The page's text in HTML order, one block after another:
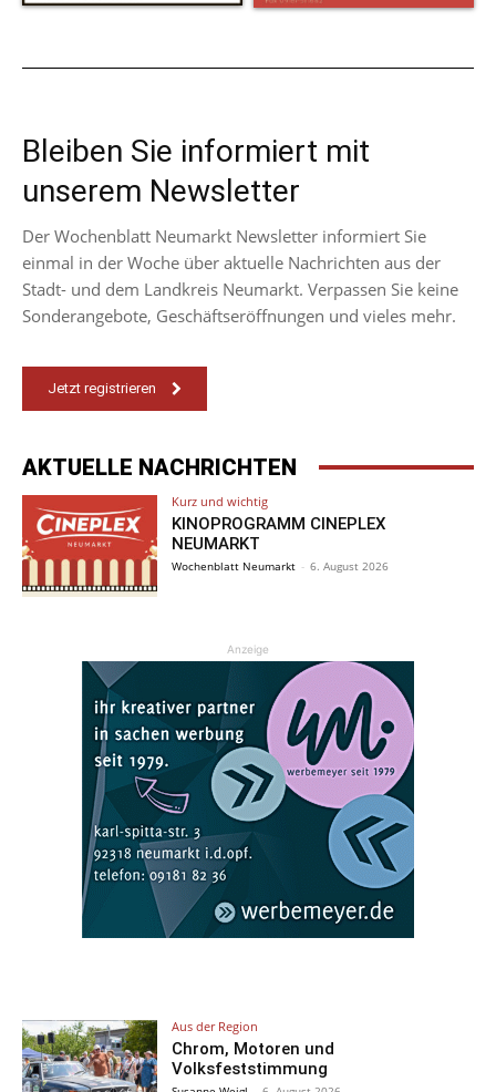
Bleiben Sie informiert mit
unserem Newsletter
Der Wochenblatt Neumarkt Newsletter informiert Sie
einmal in der Woche über aktuelle Nachrichten aus der
Stadt- und dem Landkreis Neumarkt. Verpassen Sie keine
Sonderangebote, Geschäftseröffnungen und vieles mehr.
Jetzt registrieren
AKTUELLE NACHRICHTEN
Kurz und wichtig
KINOPROGRAMM CINEPLEX
NEUMARKT
Wochenblatt Neumarkt - 6. August 2026
Anzeige
Aus der Region
Chrom, Motoren und
Volksfeststimmung